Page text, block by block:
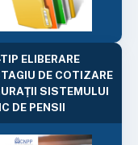
ELIBERARE
DE COTIZARE
SISTEMULUI
DE PENSII